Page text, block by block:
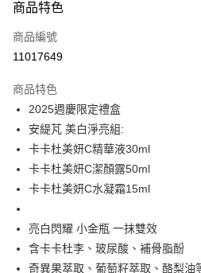
信用卡一次付款
超商取貨付款
Apple Pay
ATM付款
運送方式
每筆NT$60，滿NT$880(含以上)免運費
付款後全家取貨
商品特色
商品編號
11017649
商品特色
2025週慶限定禮盒
安緹芃 美白淨亮組:
卡卡杜美妍C精華液30ml
卡卡杜美妍C潔顏露50ml
卡卡杜美妍C水凝霜15ml
亮白閃耀 小金瓶 一抹雙效
含卡卡杜李、玻尿酸、補骨脂酚
奇異果萃取、葡萄籽萃取、酪梨油